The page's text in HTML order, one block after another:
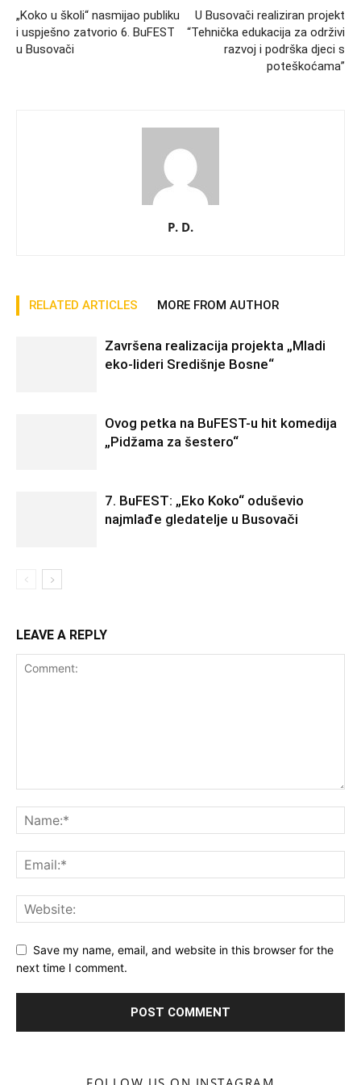
„Koko u školi“ nasmijao publiku
i uspješno zatvorio 6. BuFEST
u Busovači
U Busovači realiziran projekt
“Tehnička edukacija za održivi
razvoj i podrška djeci s
poteškoćama”
P. D.
RELATED ARTICLES MORE FROM AUTHOR
Završena realizacija projekta „Mladi
eko-lideri Središnje Bosne“
Ovog petka na BuFEST-u hit komedija
„Pidžama za šestero“
7. BuFEST: „Eko Koko“ oduševio
najmlađe gledatelje u Busovači
LEAVE A REPLY
Save my name, email, and website in this browser for the
next time I comment.